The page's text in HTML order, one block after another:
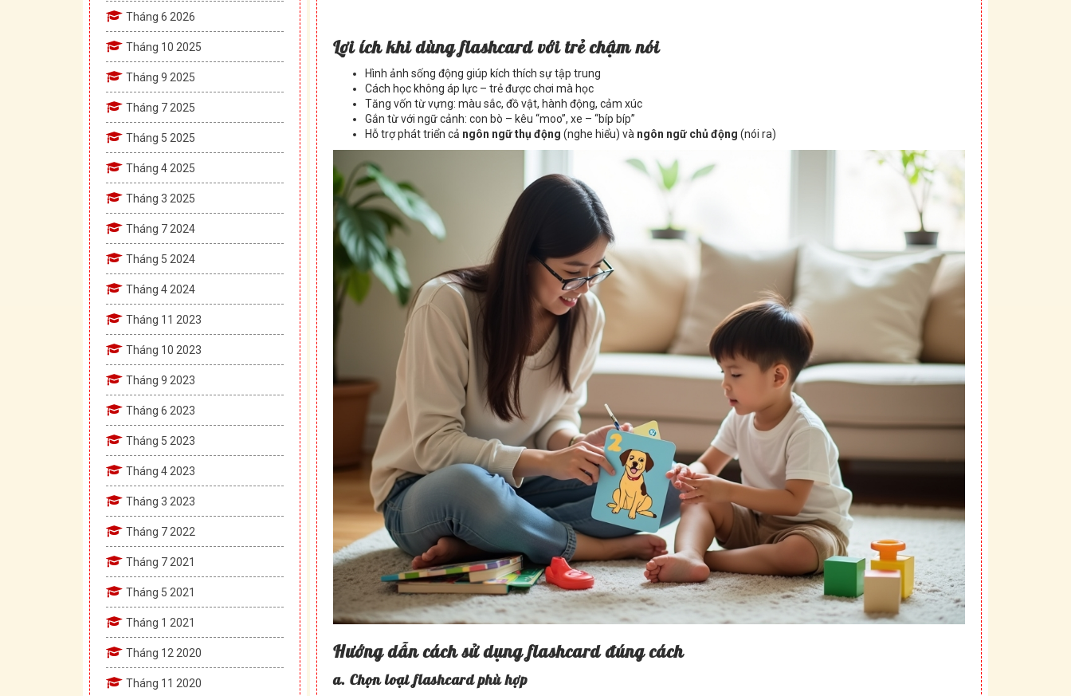
Tháng 6 2026
Tháng 10 2025
Tháng 9 2025
Tháng 7 2025
Tháng 5 2025
Tháng 4 2025
Tháng 3 2025
Tháng 7 2024
Tháng 5 2024
Tháng 4 2024
Tháng 11 2023
Tháng 10 2023
Tháng 9 2023
Tháng 6 2023
Tháng 5 2023
Tháng 4 2023
Tháng 3 2023
Tháng 7 2022
Tháng 7 2021
Tháng 5 2021
Tháng 1 2021
Tháng 12 2020
Tháng 11 2020
Lợi ích khi dùng flashcard với trẻ chậm nói
Hình ảnh sống động giúp kích thích sự tập trung
Cách học không áp lực – trẻ được chơi mà học
Tăng vốn từ vựng: màu sắc, đồ vật, hành động, cảm xúc
Gắn từ với ngữ cảnh: con bò – kêu “moo”, xe – “bíp bíp”
Hỗ trợ phát triển cả ngôn ngữ thụ động (nghe hiểu) và ngôn ngữ chủ động (nói ra)
Hướng dẫn cách sử dụng flashcard đúng cách
a. Chọn loại flashcard phù hợp